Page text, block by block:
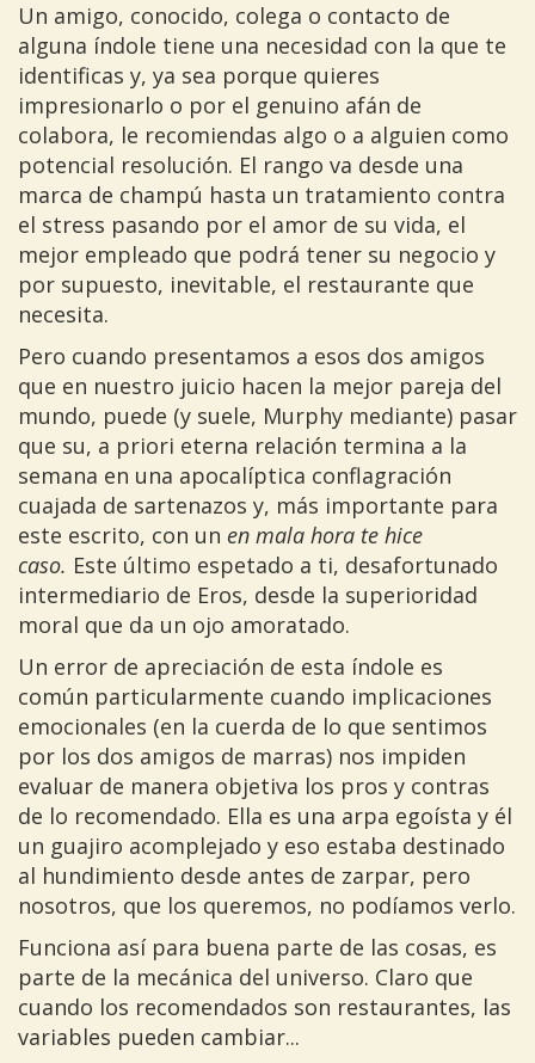
Un amigo, conocido, colega o contacto de
alguna índole tiene una necesidad con la que te
identificas y, ya sea porque quieres
impresionarlo o por el genuino afán de
colabora, le recomiendas algo o a alguien como
potencial resolución. El rango va desde una
marca de champú hasta un tratamiento contra
el stress pasando por el amor de su vida, el
mejor empleado que podrá tener su negocio y
por supuesto, inevitable, el restaurante que
necesita.
Pero cuando presentamos a esos dos amigos
que en nuestro juicio hacen la mejor pareja del
mundo, puede (y suele, Murphy mediante) pasar
que su, a priori eterna relación termina a la
semana en una apocalíptica conflagración
cuajada de sartenazos y, más importante para
este escrito, con un en mala hora te hice
caso. Este último espetado a ti, desafortunado
intermediario de Eros, desde la superioridad
moral que da un ojo amoratado.
Un error de apreciación de esta índole es
común particularmente cuando implicaciones
emocionales (en la cuerda de lo que sentimos
por los dos amigos de marras) nos impiden
evaluar de manera objetiva los pros y contras
de lo recomendado. Ella es una arpa egoísta y él
un guajiro acomplejado y eso estaba destinado
al hundimiento desde antes de zarpar, pero
nosotros, que los queremos, no podíamos verlo.
Funciona así para buena parte de las cosas, es
parte de la mecánica del universo. Claro que
cuando los recomendados son restaurantes, las
variables pueden cambiar...